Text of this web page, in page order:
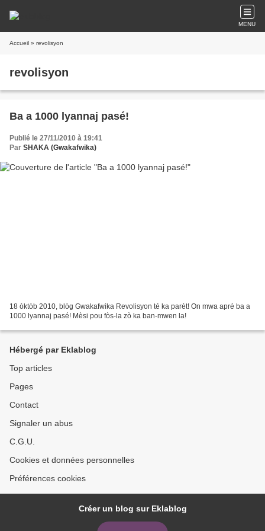
MENU
Accueil » revolisyon
revolisyon
Ba a 1000 lyannaj pasé!
Publié le 27/11/2010 à 19:41
Par SHAKA (Gwakafwika)
18 òktòb 2010, blòg Gwakafwika Revolisyon té ka parèt! On mwa apré ba a
1000 lyannaj pasé! Mèsi pou fòs-la zò ka ban-mwen la!
Hébergé par Eklablog
Top articles
Pages
Contact
Signaler un abus
C.G.U.
Cookies et données personnelles
Préférences cookies
Créer un blog sur Eklablog